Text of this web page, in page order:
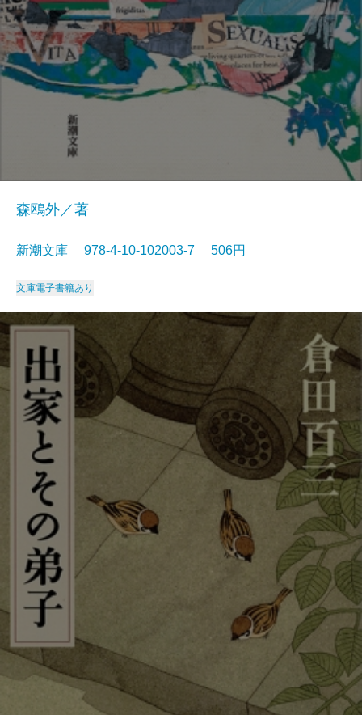
森鴎外／著
新潮文庫 978-4-10-102003-7 506円
文庫電子書籍あり